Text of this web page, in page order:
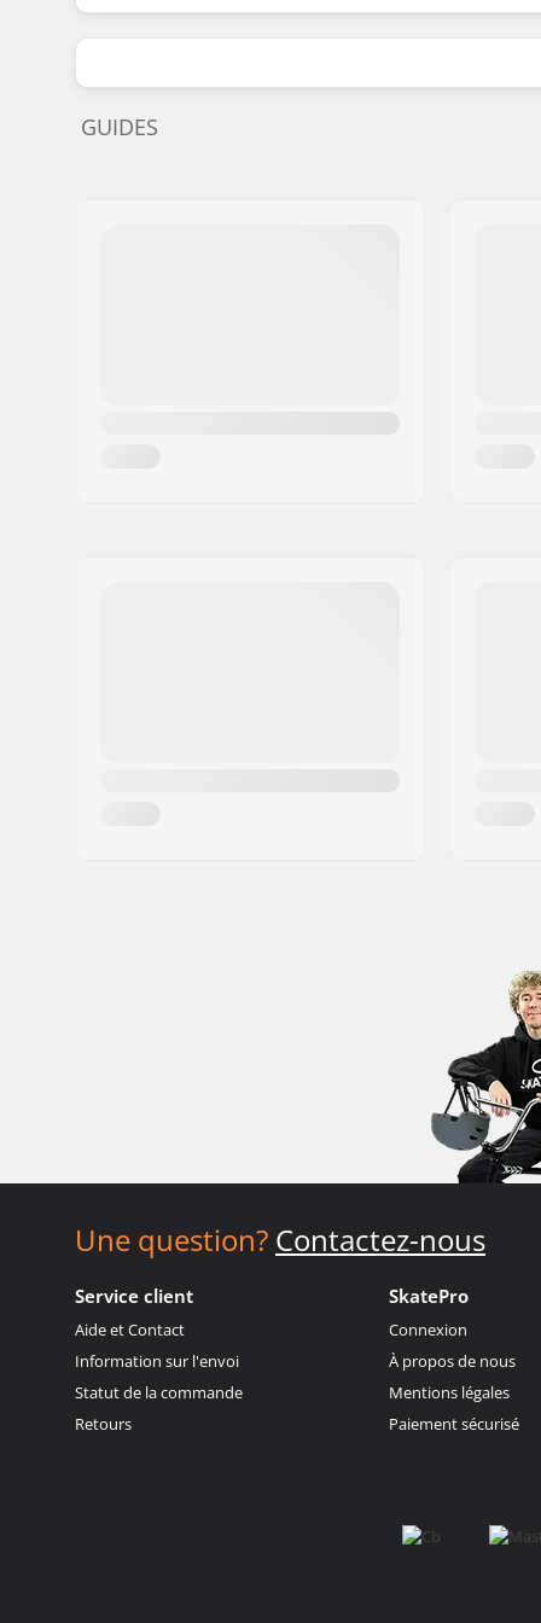
GUIDES
Une question? Contactez-nous
Service client
Aide et Contact
Information sur l'envoi
Statut de la commande
Retours
SkatePro
Connexion
À propos de nous
Mentions légales
Paiement sécurisé